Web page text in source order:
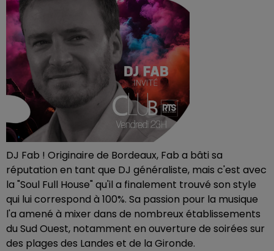
DJ Fab ! Originaire de Bordeaux, Fab a bâti sa
réputation en tant que DJ généraliste, mais c'est avec
la "Soul Full House" qu'il a finalement trouvé son style
qui lui correspond à 100%. Sa passion pour la musique
l'a amené à mixer dans de nombreux établissements
du Sud Ouest, notamment en ouverture de soirées sur
des plages des Landes et de la Gironde.